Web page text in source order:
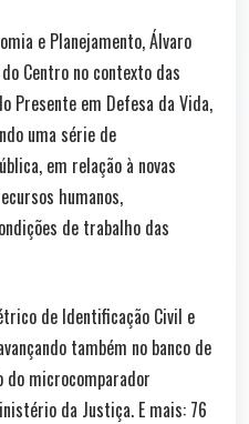
e Planejamento, Álvaro
Centro no contexto das
Presente em Defesa da Vida,
uma série de
em relação à novas
humanos,
de trabalho das
de Identificação Civil e
também no banco de
microcomparador
da Justiça. E mais: 76